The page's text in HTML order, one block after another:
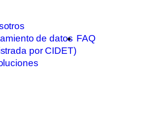
de datos
por CIDET)
FAQ